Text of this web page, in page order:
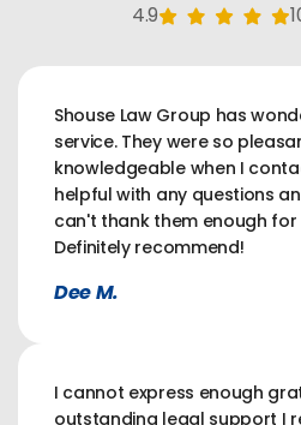
4.9
Shouse Law Group has
service. They were so
knowledgeable when I
helpful with any questions
can't thank them enough for
Definitely recommend!
Dee M.
I cannot express enough
outstanding legal support I